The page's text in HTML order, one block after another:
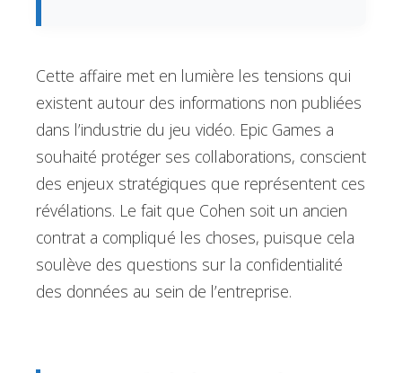
Cette affaire met en lumière les tensions qui
existent autour des informations non publiées
dans l’industrie du jeu vidéo. Epic Games a
souhaité protéger ses collaborations, conscient
des enjeux stratégiques que représentent ces
révélations. Le fait que Cohen soit un ancien
contrat a compliqué les choses, puisque cela
soulève des questions sur la confidentialité
des données au sein de l’entreprise.